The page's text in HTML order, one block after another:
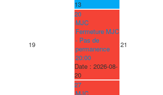
13
19
20
MJC
Fermeture MJC
- Pas de
permanence
20:00
Date :2026-08-
20
21
27